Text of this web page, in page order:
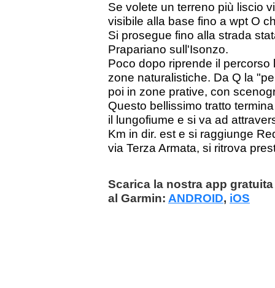
Se volete un terreno più liscio
visibile alla base fino a wpt O
Si prosegue fino alla strada
Prapariano sull'Isonzo.
Poco dopo riprende il
zone naturalistiche. Da Q la
poi in zone prative, con
Questo bellissimo tratto
il lungofiume e si va ad
Km in dir. est e si raggiunge
via Terza Armata, si ritrova
Scarica la nostra app
al Garmin: ANDROID, iOS